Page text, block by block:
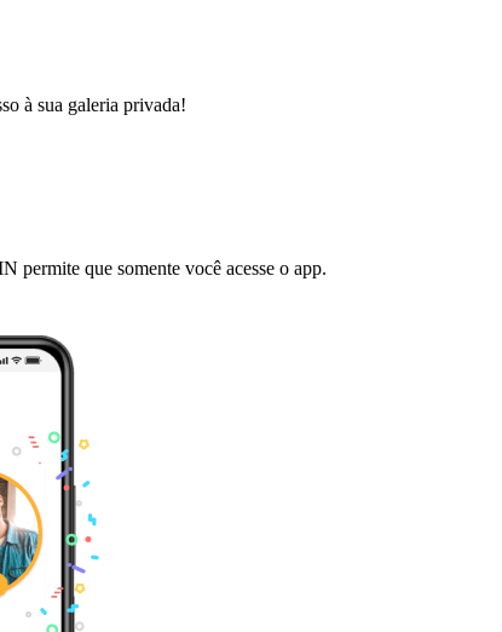
à sua galeria privada!
permite que somente você acesse o app.